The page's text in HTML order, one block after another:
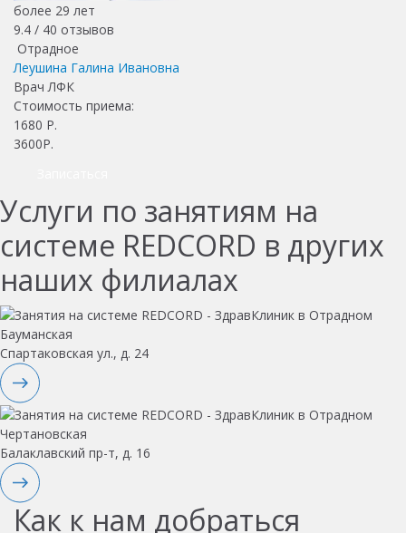
более 29 лет
9.4 / 40 отзывов
Отрадное
Леушина Галина Ивановна
Врач ЛФК
Стоимость приема:
1680 Р.
3600Р.
Услуги по занятиям на
системе REDCORD в других
наших филиалах
Бауманская
Спартаковская ул., д. 24
Чертановская
Балаклавский пр-т, д. 16
Как к нам добраться